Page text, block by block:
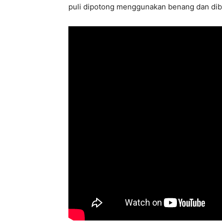
puli dipotong menggunakan benang dan